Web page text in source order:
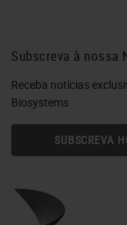
Subscreva à nossa
Receba notícias
Biosystems
SUBSCREVA